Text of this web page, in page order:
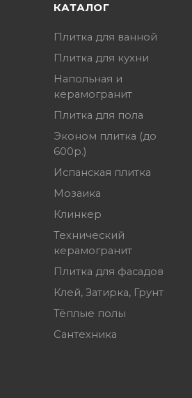
КАТАЛОГ
Плитка для ванной
Плитка для кухни
Напольная и
керамогранит
Плитка для пола
Эконом плитка (до
600р.)
Испанская плитка
Мозаика
Клинкер
Технический
керамогранит
Плитка для фасадов
Клей, Затирка, Грунт
Тёплые полы
Сантехника